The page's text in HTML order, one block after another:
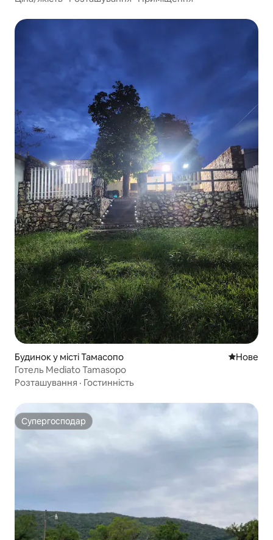
Будинок у місті Тамасопо Нове
Нове
Готель Mediato Tamasopo
Розташування · Гостинність
Супергосподар
Супергосподар